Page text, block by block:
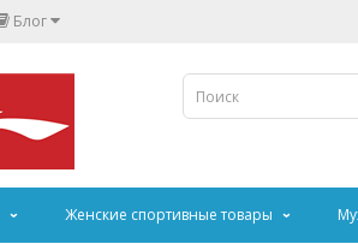
Блог
Женские спортивные товары